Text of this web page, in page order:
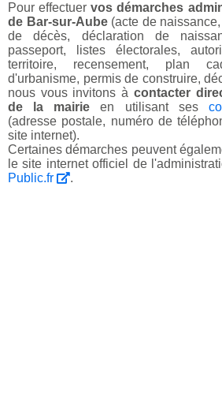
Pour effectuervos démarches
de Bar-sur-Aube(acte de
de décès, déclaration de
passeport, listes électorales,
territoire, recensement, plan
d'urbanisme, permis de construire,
nous vous invitons à contacter
de la mairie en utilisant ses
(adresse postale, numéro de
site internet).
Certaines démarches peuvent
le site internet officiel de
Public.fr
.